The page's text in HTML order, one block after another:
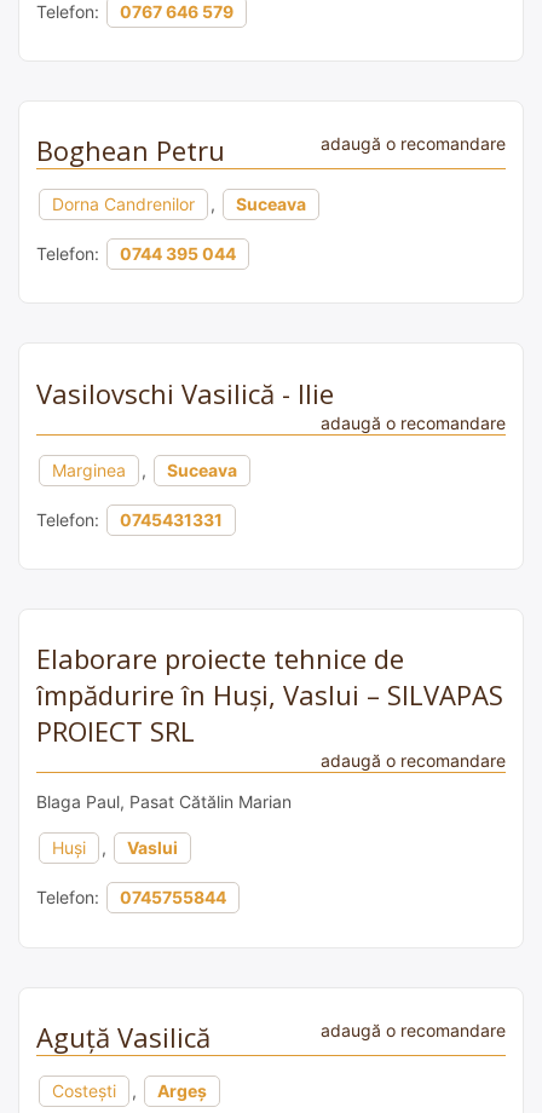
Telefon: 0767 646 579
Boghean Petru adaugă o recomandare
Dorna Candrenilor , Suceava
Telefon: 0744 395 044
Vasilovschi Vasilică - Ilie
adaugă o recomandare
Marginea , Suceava
Telefon: 0745431331
Elaborare proiecte tehnice de
împădurire în Huși, Vaslui – SILVAPAS
PROIECT SRL
adaugă o recomandare
Blaga Paul, Pasat Cătălin Marian
Huși , Vaslui
Telefon: 0745755844
Aguță Vasilică adaugă o recomandare
Costești , Argeș